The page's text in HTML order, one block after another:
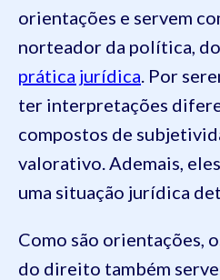
orientações e servem
norteador da política,
prática jurídica . Por
ter interpretações
compostos de
valorativo. Ademais,
uma situação jurídica
Como são orientações,
do direito também